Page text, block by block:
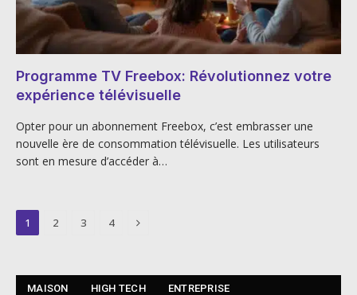
Programme TV Freebox: Révolutionnez votre
expérience télévisuelle
Opter pour un abonnement Freebox, c’est embrasser une
nouvelle ère de consommation télévisuelle. Les utilisateurs
sont en mesure d’accéder à…
1 2 3 4 Next
MAISON HIGH TECH ENTREPRISE